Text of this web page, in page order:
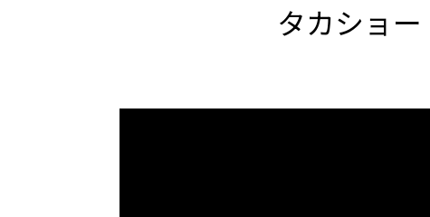
タカショ